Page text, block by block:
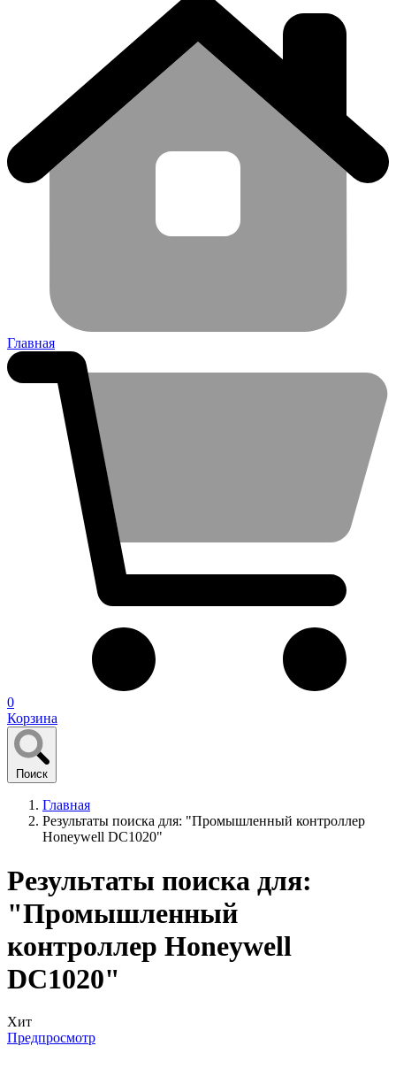
Главная
0
Корзина
Поиск
Главная
Результаты поиска для: "Промышленный контроллер
Honeywell DC1020"
Результаты поиска для:
"Промышленный
контроллер Honeywell
DC1020"
Хит
Предпросмотр